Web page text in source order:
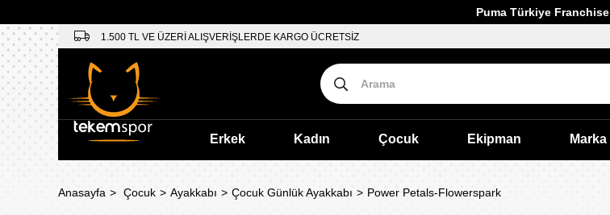
Puma Türkiye Franchise
1.500 TL VE ÜZERİ ALIŞVERİŞLERDE KARGO ÜCRETSİZ
Erkek Kadın Çocuk Ekipman Marka
Anasayfa Çocuk Ayakkabı Çocuk Günlük Ayakkabı Power Petals-Flowerspark